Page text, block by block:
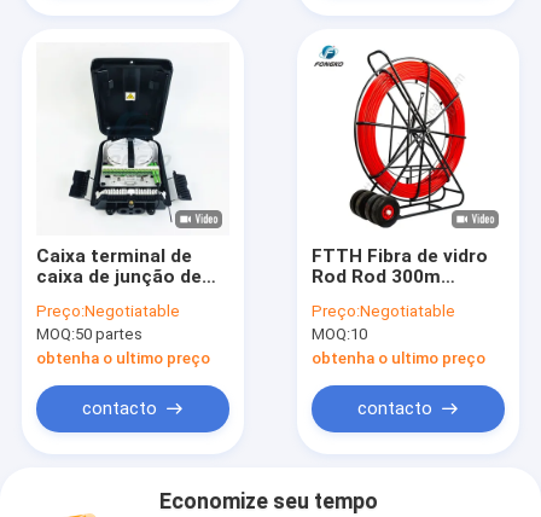
Caixa terminal de
caixa de junção de
16 núcleos para o
divisor do cabo
pendente
Preço:Negotiatable
MOQ:50 partes
obtenha o ultimo preço
contacto
FTTH Fibra de vidro
Rod Rod 300m
18mm Fibra óptica
cabo puxando Rod
Preço:Negotiatable
MOQ:10
obtenha o ultimo preço
contacto
Economize seu tempo